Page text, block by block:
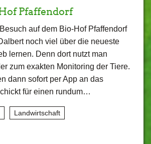
Pfaffendorf
auf dem Bio-Hof Pfaffendorf
noch viel über die neueste
lernen. Denn dort nutzt man
zum exakten Monitoring der Tiere.
dann sofort per App an das
für einen rundum…
Landwirtschaft